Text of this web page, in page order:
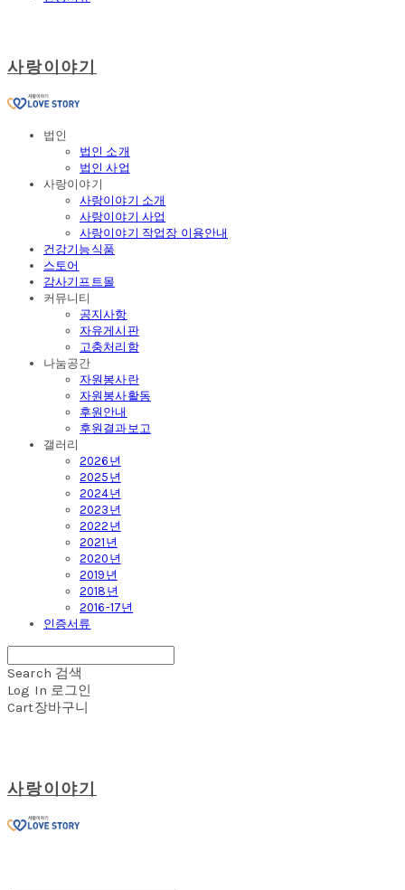
사랑이야기
법인
법인 소개
법인 사업
사랑이야기
사랑이야기 소개
사랑이야기 사업
사랑이야기 작업장 이용안내
건강기능식품
스토어
감사기프트몰
커뮤니티
공지사항
자유게시판
고충처리함
나눔공간
자원봉사란
자원봉사활동
후원안내
후원결과보고
갤러리
2026년
2025년
2024년
2023년
2022년
2021년
2020년
2019년
2018년
2016-17년
인증서류
Search 검색
Log In 로그인
Cart장바구니
사랑이야기